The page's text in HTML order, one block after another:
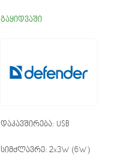
გაყიდვაში
დაკავშირება: USB
სიმძლავრე: 2x3W (6W)